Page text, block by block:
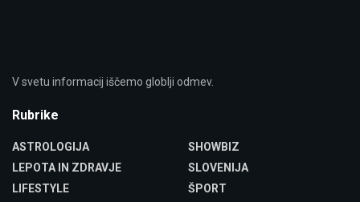
V svetu informacij iščemo globlji odmev.
Rubrike
ASTROLOGIJA
LEPOTA IN ZDRAVJE
LIFESTYLE
SHOWBIZ
SLOVENIJA
ŠPORT